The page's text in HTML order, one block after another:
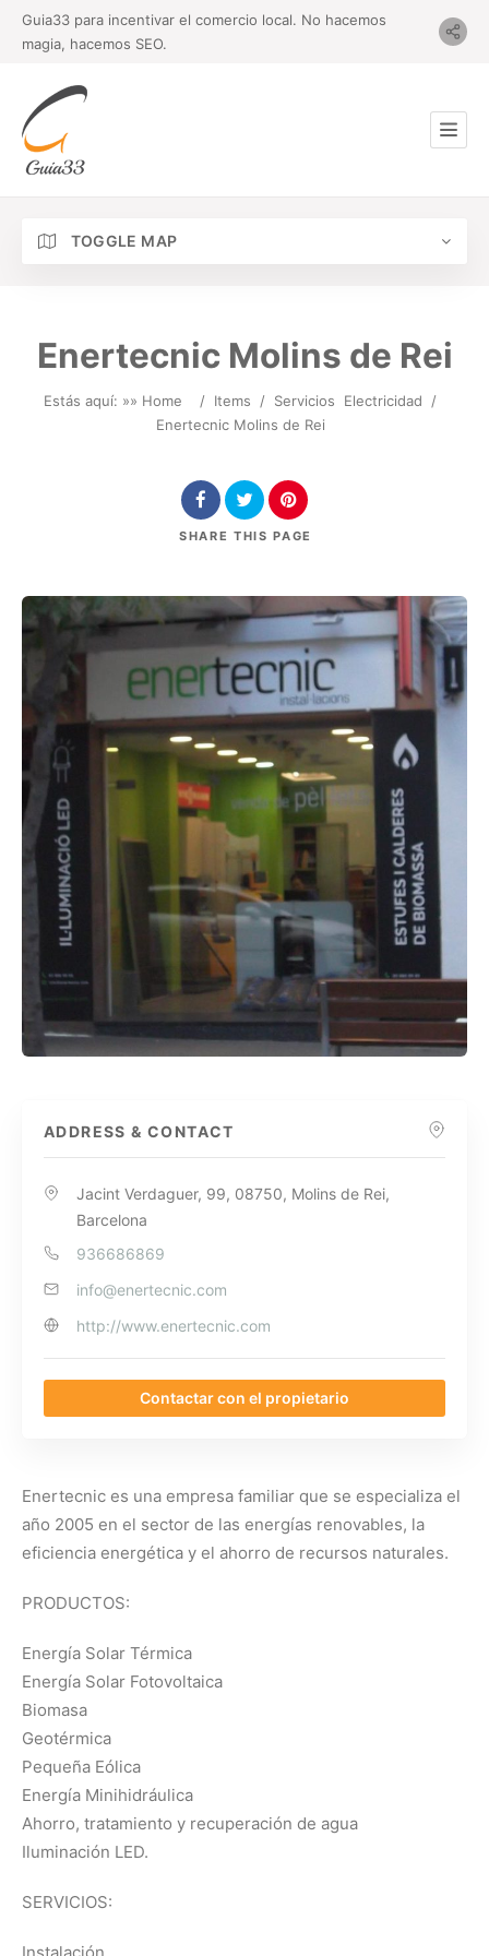
Guia33 para incentivar el comercio local. No hacemos
magia, hacemos SEO.
TOGGLE MAP
Enertecnic Molins de Rei
Estás aquí: »» Home / Items / Servicios Electricidad
/
Enertecnic Molins de Rei
SHARE THIS PAGE
ADDRESS & CONTACT
Jacint Verdaguer, 99, 08750, Molins de Rei,
Barcelona
936686869
info@enertecnic.com
http://www.enertecnic.com
Contactar con el propietario
Enertecnic es una empresa familiar que se especializa el
año 2005 en el sector de las energías renovables, la
eficiencia energética y el ahorro de recursos naturales.
PRODUCTOS:
Energía Solar Térmica
Energía Solar Fotovoltaica
Biomasa
Geotérmica
Pequeña Eólica
Energía Minihidráulica
Ahorro, tratamiento y recuperación de agua
Iluminación LED.
SERVICIOS: